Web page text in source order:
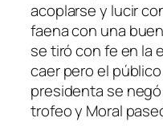
acoplarse y lucir
faena con una
se tiró con fe en la
caer pero el
presidenta se
trofeo y Moral